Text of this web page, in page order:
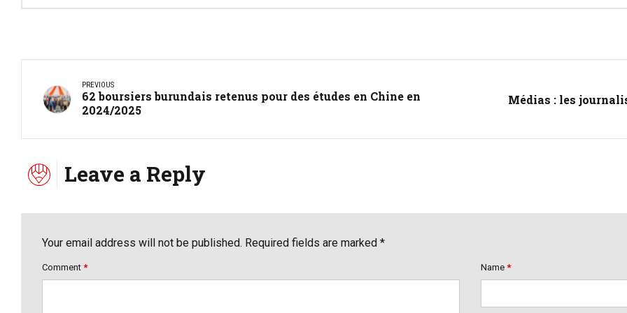
PREVIOUS
62 boursiers burundais retenus pour des études en Chine en
2024/2025
Médias : les
Leave a Reply
Your email address will not be published. Required fields are marked *
Comment * Name *